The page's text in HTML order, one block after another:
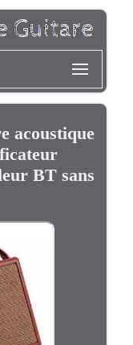
acoustique
BT sans